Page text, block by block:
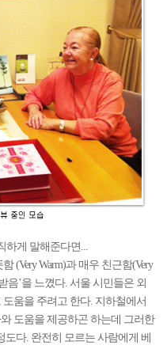
하게 말해준다면...
(Very Warm)과 매우 친근함(Very
음’을 느꼈다. 서울 시민들은 외
움을 주려고 한다. 지하철에서
도움을 제공하곤 하는데 그러한
다. 완전히 모르는 사람에게 베